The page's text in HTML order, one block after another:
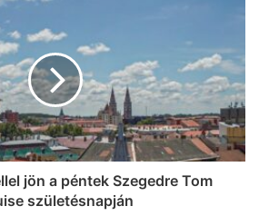
jön a péntek Szegedre Tom
születésnapján